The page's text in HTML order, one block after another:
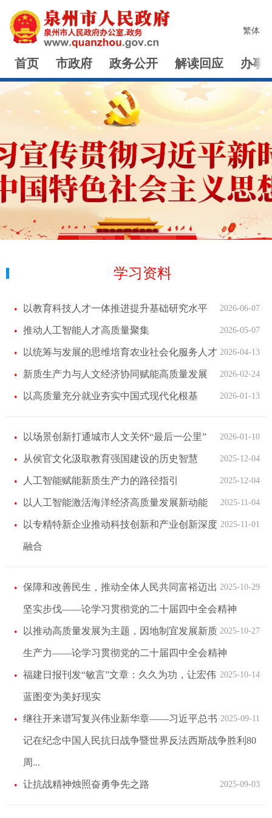
繁体
首页 市政府 政务公开 解读回应 办事
学习资料
2026-06-07
以教育科技人才一体推进提升基础研究水平
2026-05-07
推动人工智能人才高质量聚集
2026-04-13
以统筹与发展的思维培育农业社会化服务人才
2026-02-24
新质生产力与人文经济协同赋能高质量发展
2026-01-13
以高质量充分就业夯实中国式现代化根基
2026-01-10
以场景创新打通城市人文关怀“最后一公里”
2025-12-04
从侯官文化汲取教育强国建设的历史智慧
2025-12-04
人工智能赋能新质生产力的路径指引
2025-11-04
以人工智能激活海洋经济高质量发展新动能
2025-11-01
以专精特新企业推动科技创新和产业创新深度
融合
2025-10-29
保障和改善民生，推动全体人民共同富裕迈出
坚实步伐——论学习贯彻党的二十届四中全会精神
2025-10-27
以推动高质量发展为主题，因地制宜发展新质
生产力——论学习贯彻党的二十届四中全会精神
2025-10-14
福建日报刊发“敏言”文章：久久为功，让宏伟
蓝图变为美好现实
2025-09-11
继往开来谱写复兴伟业新华章——习近平总书
记在纪念中国人民抗日战争暨世界反法西斯战争胜利80
周...
2025-09-03
让抗战精神烛照奋勇争先之路